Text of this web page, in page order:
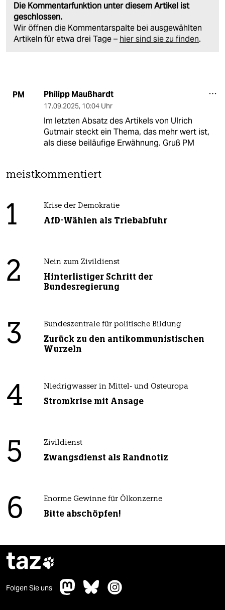
Die Kommentarfunktion unter diesem Artikel ist
geschlossen.
Wir öffnen die Kommentarspalte bei ausgewählten
Artikeln für etwa drei Tage – hier sind sie zu finden.
PM Philipp Maußhardt
17.09.2025, 10:04 Uhr
Im letzten Absatz des Artikels von Ulrich
Gutmair steckt ein Thema, das mehr wert ist,
als diese beiläufige Erwähnung. Gruß PM
meistkommentiert
1 Krise der Demokratie
AfD-Wählen als Triebabfuhr
2 Nein zum Zivildienst
Hinterlistiger Schritt der
Bundesregierung
3 Bundeszentrale für politische Bildung
Zurück zu den antikommunistischen
Wurzeln
4 Niedrigwasser in Mittel- und Osteuropa
Stromkrise mit Ansage
5 Zivildienst
Zwangsdienst als Randnotiz
6 Enorme Gewinne für Ölkonzerne
Bitte abschöpfen!
taz
Folgen Sie uns